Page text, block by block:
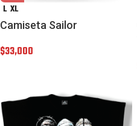
L XL
Camiseta Sailor
$33,000